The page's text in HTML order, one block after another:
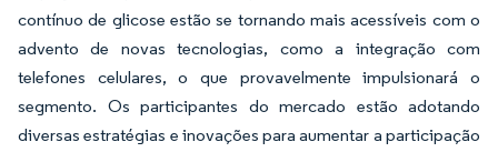
contínuo de glicose estão se tornando mais acessíveis com o
advento de novas tecnologias, como a integração com
telefones celulares, o que provavelmente impulsionará o
segmento. Os participantes do mercado estão adotando
diversas estratégias e inovações para aumentar a participação